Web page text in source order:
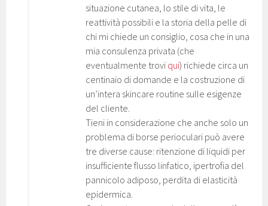
situazione cutanea, lo stile di vita, le
reattività possibili e la storia della pelle di
chi mi chiede un consiglio, cosa che in una
mia consulenza privata (che
eventualmente trovi qui) richiede circa un
centinaio di domande e la costruzione di
un’intera skincare routine sulle esigenze
del cliente.
Tieni in considerazione che anche solo un
problema di borse perioculari può avere
tre diverse cause: ritenzione di liquidi per
insufficiente flusso linfatico, ipertrofia del
pannicolo adiposo, perdita di elasticità
epidermica.